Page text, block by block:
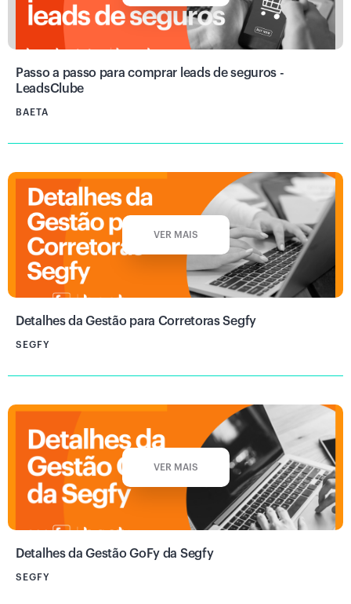
Passo a passo para comprar leads de seguros -
LeadsClube
BAETA
VER MAIS
Detalhes da Gestão para Corretoras Segfy
SEGFY
VER MAIS
Detalhes da Gestão GoFy da Segfy
SEGFY